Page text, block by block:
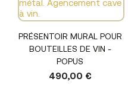
PRÉSENTOIR MURAL POUR
BOUTEILLES DE VIN -
POPUS
490,00 €